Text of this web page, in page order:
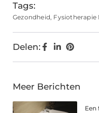
Tags:
Gezondheid, Fysiotherapie
Delen:
Meer Berichten
Een